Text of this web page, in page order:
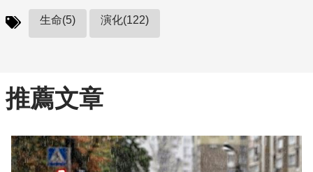
生命(5) 演化(122)
推薦文章